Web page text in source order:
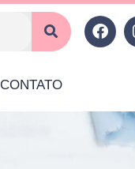
CONTATO